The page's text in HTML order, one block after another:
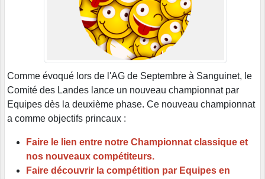
Comme évoqué lors de l'AG de Septembre à Sanguinet, le
Comité des Landes lance un nouveau championnat par
Equipes dès la deuxième phase. Ce nouveau championnat
a comme objectifs princaux :
Faire le lien entre notre Championnat classique et
nos nouveaux compétiteurs.
Faire découvrir la compétition par Equipes en